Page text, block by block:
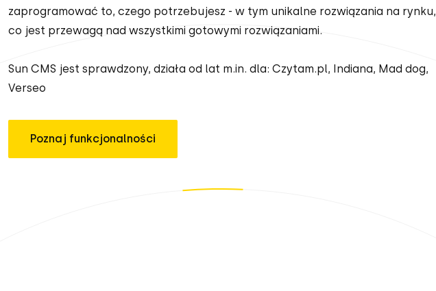
zaprogramować to, czego potrzebujesz - w tym unikalne rozwiązania na rynku,
co jest przewagą nad wszystkimi gotowymi rozwiązaniami.
Sun CMS jest sprawdzony, działa od lat m.in. dla: Czytam.pl, Indiana, Mad dog,
Verseo
Poznaj funkcjonalności